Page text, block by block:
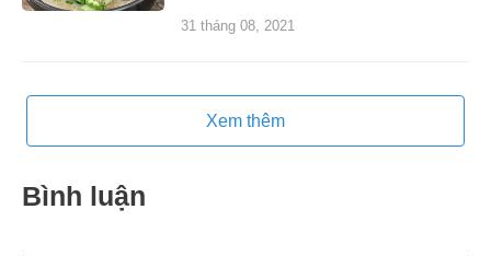
31 tháng 08, 2021
Xem thêm
Bình luận